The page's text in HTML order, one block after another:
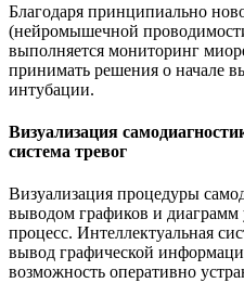
Благодаря принципиально
(нейромышечной
выполняется мониторинг
принимать решения о начале
интубации.
Визуализация
система тревог
Визуализация процедуры
выводом графиков и
процесс. Интеллектуальная
вывод графической
возможность оперативно